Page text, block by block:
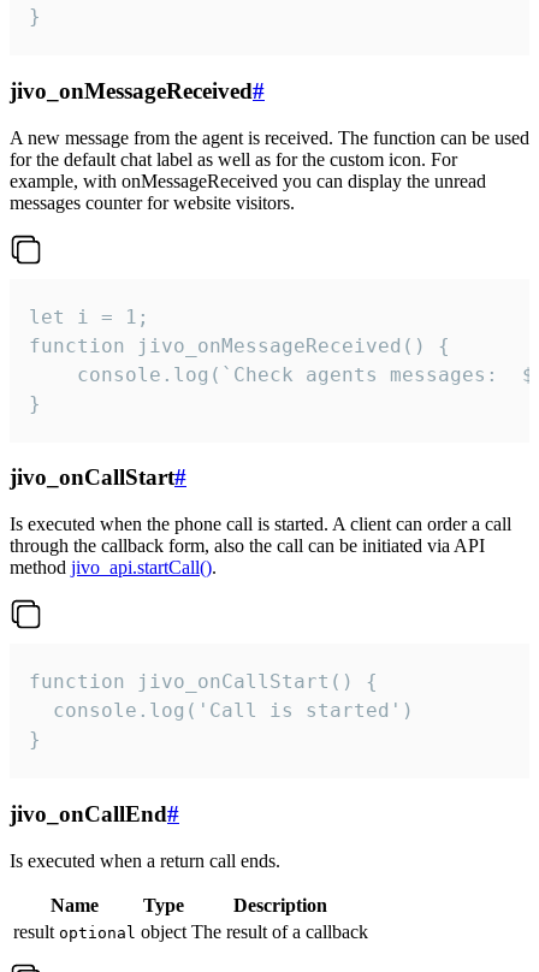
}
jivo_onMessageReceived#
A new message from the agent is received. The function can be used
for the default chat label as well as for the custom icon. For
example, with onMessageReceived you can display the unread
messages counter for website visitors.
let i = 1;
function jivo_onMessageReceived() {
}
jivo_onCallStart#
Is executed when the phone call is started. A client can order a call
through the callback form, also the call can be initiated via API
method jivo_api.startCall().
function jivo_onCallStart() {
  console.log('Call is started')
}
jivo_onCallEnd#
Is executed when a return call ends.
Name Type
Description
result optional object The result of a callback